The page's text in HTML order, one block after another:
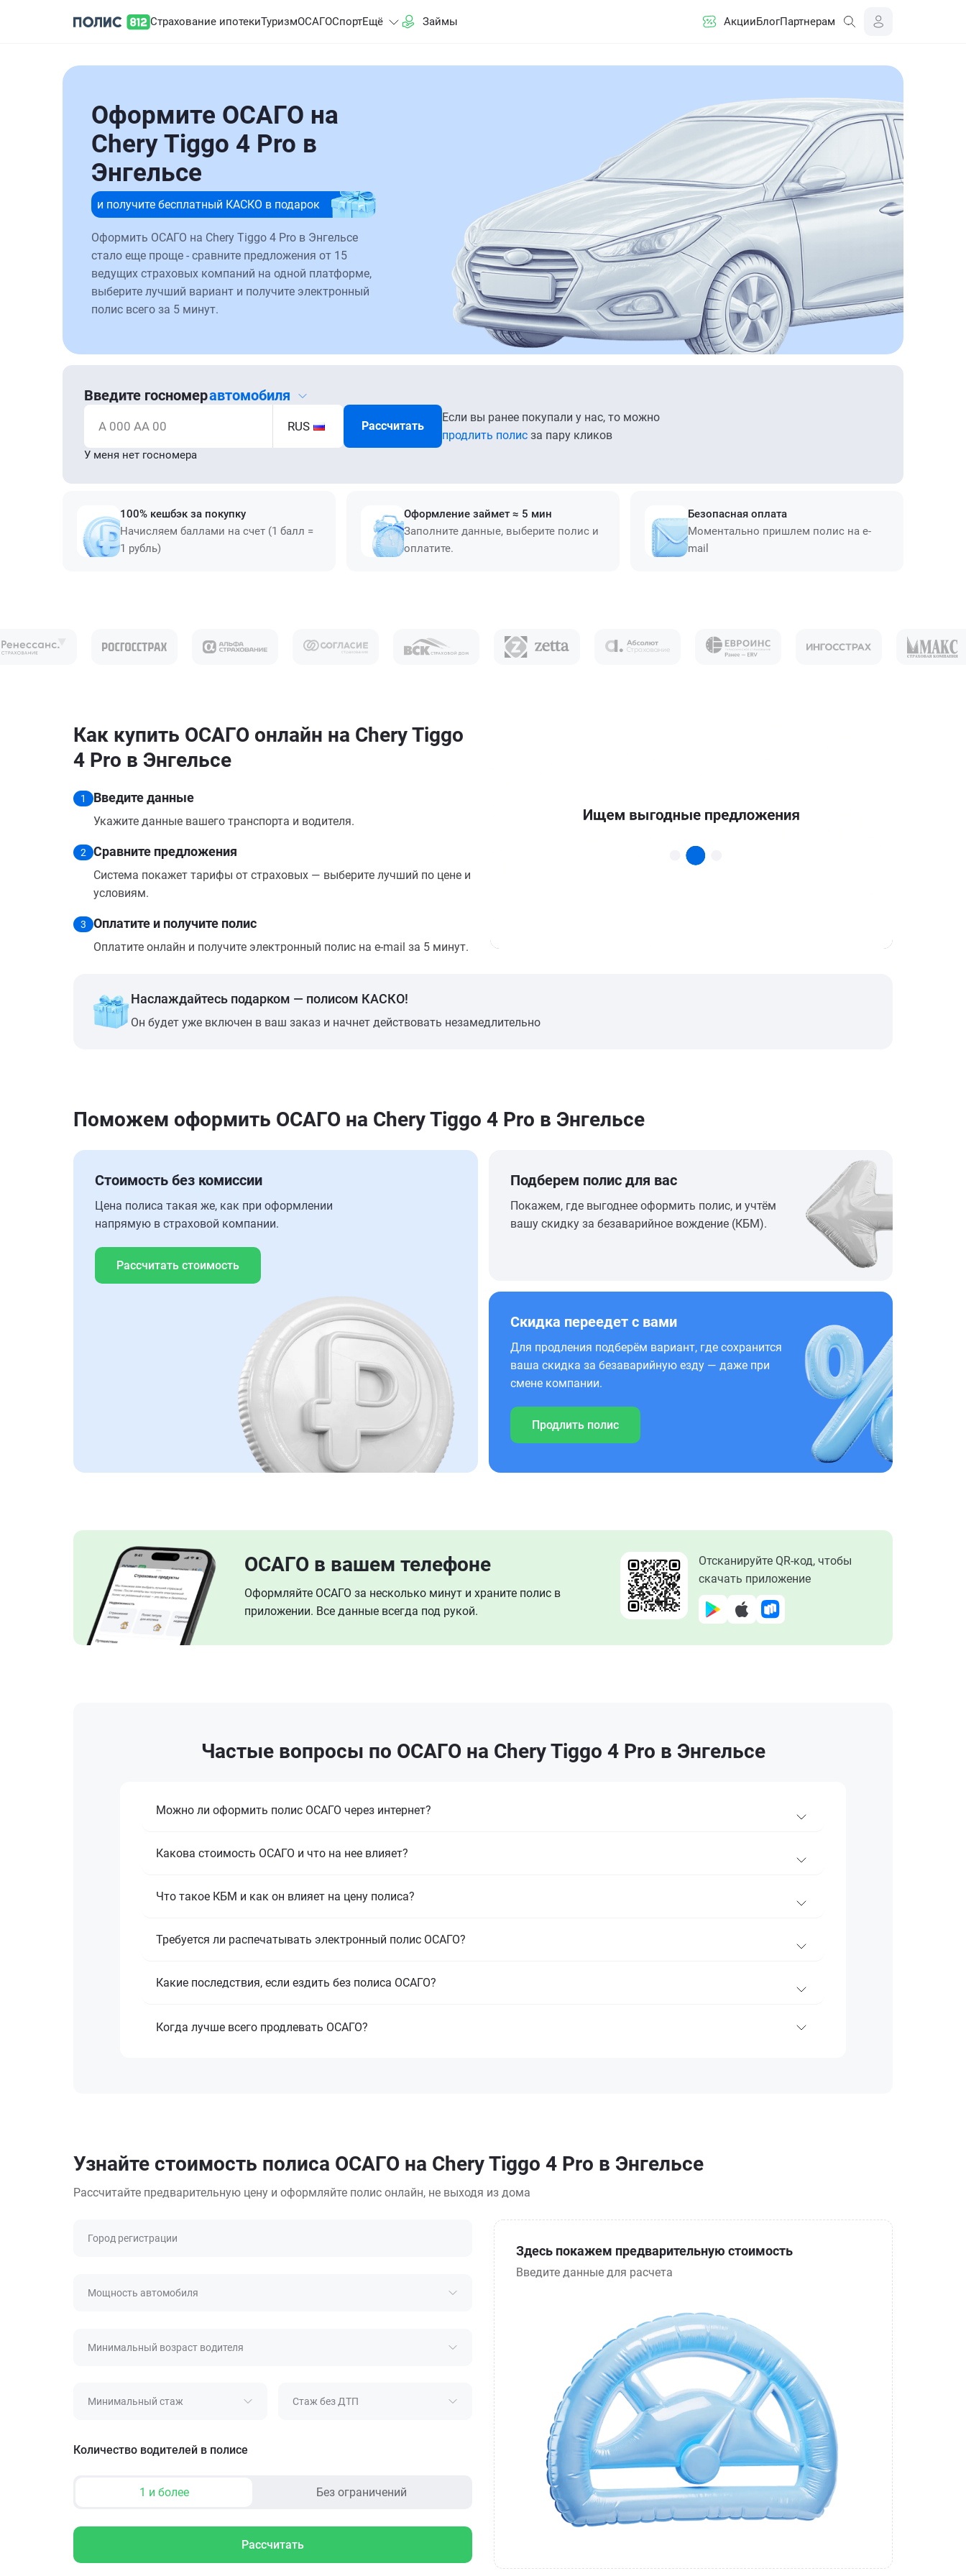
Страхование ипотекиТуризмОСАГОСпортЕщё Займы АкцииБлогПартнерам
Оформите ОСАГО на
Chery Tiggo 4 Pro в
Энгельсе
и получите бесплатный КАСКО в подарок
Оформить ОСАГО на Chery Tiggo 4 Pro в Энгельсе
стало еще проще - сравните предложения от 15
ведущих страховых компаний на одной платформе,
выберите лучший вариант и получите электронный
полис всего за 5 минут.
Введите госномеравтомобиля
А 000 АА 00 RUS Рассчитать
Если вы ранее покупали у нас, то можно
продлить полис за пару кликов
У меня нет госномера
100% кешбэк за покупку
Начисляем баллами на счет (1 балл =
1 рубль)
Оформление займет ≈ 5 мин
Заполните данные, выберите полис и
оплатите.
Безопасная оплата
Моментально пришлем полис на e-
mail
Как купить ОСАГО онлайн на Chery Tiggo
4 Pro в Энгельсе
1 Введите данные
Укажите данные вашего транспорта и водителя.
2 Сравните предложения
Система покажет тарифы от страховых — выберите лучший по цене и
условиям.
3 Оплатите и получите полис
Оплатите онлайн и получите электронный полис на e-mail за 5 минут.
Наслаждайтесь подарком — полисом КАСКО!
Он будет уже включен в ваш заказ и начнет действовать незамедлительно
Поможем оформить ОСАГО на Chery Tiggo 4 Pro в Энгельсе
Стоимость без комиссии
Цена полиса такая же, как при оформлении
напрямую в страховой компании.
Рассчитать стоимость
Подберем полис для вас
Покажем, где выгоднее оформить полис, и учтём
вашу скидку за безаварийное вождение (КБМ).
Скидка переедет с вами
Для продления подберём вариант, где сохранится
ваша скидка за безаварийную езду — даже при
смене компании.
Продлить полис
ОСАГО в вашем телефоне
Оформляйте ОСАГО за несколько минут и храните полис в
приложении. Все данные всегда под рукой.
Отсканируйте QR-код, чтобы
скачать приложение
Частые вопросы по ОСАГО на Chery Tiggo 4 Pro в Энгельсе
Можно ли оформить полис ОСАГО через интернет?
Какова стоимость ОСАГО и что на нее влияет?
Что такое КБМ и как он влияет на цену полиса?
Требуется ли распечатывать электронный полис ОСАГО?
Какие последствия, если ездить без полиса ОСАГО?
Когда лучше всего продлевать ОСАГО?
Узнайте стоимость полиса ОСАГО на Chery Tiggo 4 Pro в Энгельсе
Рассчитайте предварительную цену и оформляйте полис онлайн, не выходя из дома
Город регистрации
Мощность автомобиля
Минимальный возраст водителя
Минимальный стаж Стаж без ДТП
Количество водителей в полисе
1 и более Без ограничений
Рассчитать
Здесь покажем предварительную стоимость
Введите данные для расчета